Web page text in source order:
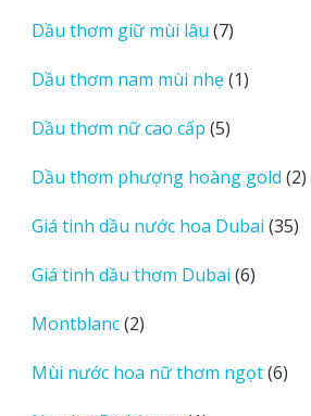
Dầu thơm giữ mùi lâu 77
phẩm
Dầu thơm nam mùi nhẹ 11
Dầu thơm nữ cao cấp 55
phẩm
Dầu thơm phượng hoàng gold 22
Giá tinh dầu nước hoa Dubai 3535
Giá tinh dầu thơm Dubai 66
Montblanc 22
phẩm
Mùi nước hoa nữ thơm ngọt 66